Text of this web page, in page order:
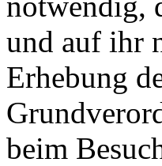
und auf ihr
Erhebung
beim